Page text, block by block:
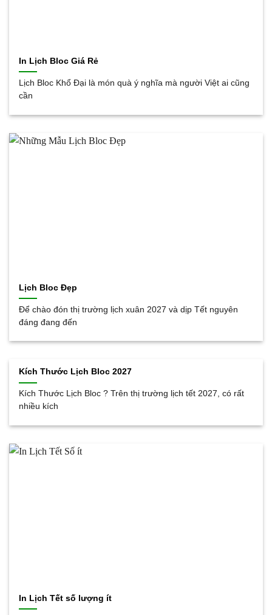
In Lịch Bloc Giá Rẻ
Lịch Bloc Khổ Đại là món quà ý nghĩa mà người Việt ai cũng
cần
Lịch Bloc Đẹp
Để chào đón thị trường lịch xuân 2027 và dịp Tết nguyên
đáng đang đến
Kích Thước Lịch Bloc 2027
Kích Thước Lịch Bloc ? Trên thị trường lịch tết 2027, có rất
nhiều kích
In Lịch Tết số lượng ít